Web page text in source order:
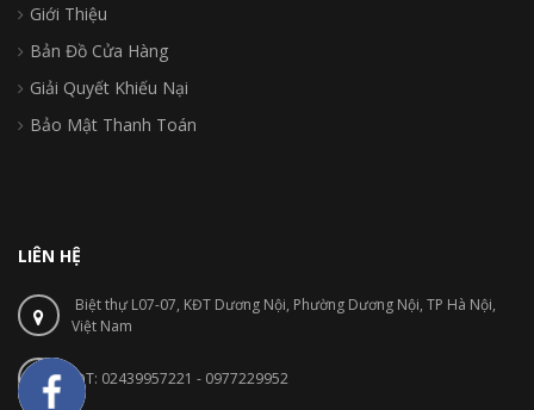
Giới Thiệu
Bản Đồ Cửa Hàng
Giải Quyết Khiếu Nại
Bảo Mật Thanh Toán
LIÊN HỆ
Biệt thự L07-07, KĐT Dương Nội, Phường Dương Nội, TP Hà Nội,
Việt Nam
ĐT: 02439957221 - 0977229952